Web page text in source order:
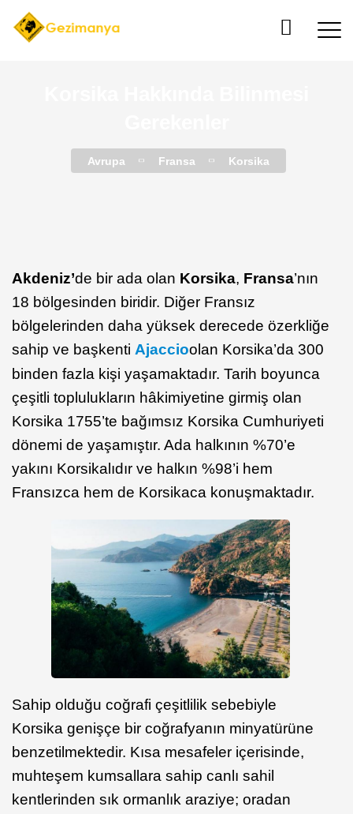
Avrupa Fransa Korsika
Akdeniz’de bir ada olan Korsika, Fransa’nın
18 bölgesinden biridir. Diğer Fransız
bölgelerinden daha yüksek derecede özerkliğe
sahip ve başkenti Ajaccioolan Korsika’da 300
binden fazla kişi yaşamaktadır. Tarih boyunca
çeşitli toplulukların hâkimiyetine girmiş olan
Korsika 1755’te bağımsız Korsika Cumhuriyeti
dönemi de yaşamıştır. Ada halkının %70’e
yakını Korsikalıdır ve halkın %98’i hem
Fransızca hem de Korsikaca konuşmaktadır.
Sahip olduğu coğrafi çeşitlilik sebebiyle
Korsika genişçe bir coğrafyanın minyatürüne
benzetilmektedir. Kısa mesafeler içerisinde,
muhteşem kumsallara sahip canlı sahil
kentlerinden sık ormanlık araziye; oradan